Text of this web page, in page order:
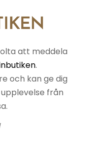
att meddela
.
och kan ge dig
från